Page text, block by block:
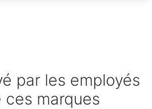
par les employés
ces marques